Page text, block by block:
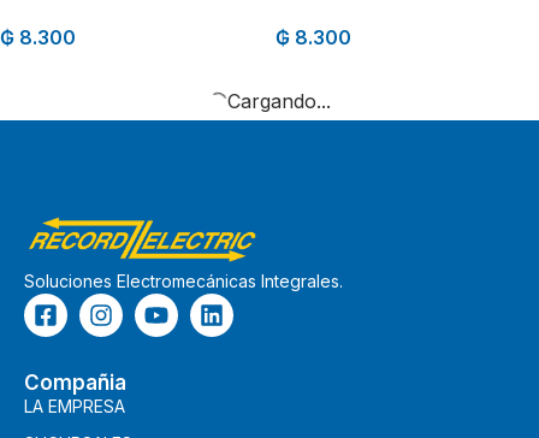
₲ 8.300 ₲ 8.300
Cargando...
Soluciones Electromecánicas Integrales.
Compañia
LA EMPRESA